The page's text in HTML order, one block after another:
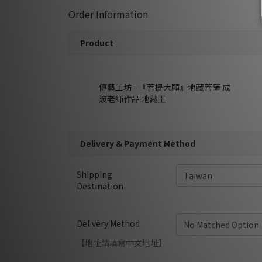
Order Information
Product
傳藝工坊 - 『菩提大願』地藏菩薩 成
波老師作品 地藏王
Delivery & Payment Method
Shipping
Destination
Delivery Method
【地址請填寫中文地址】